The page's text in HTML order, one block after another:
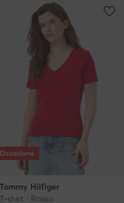
Occasione
Tommy Hilfiger
T-shirt · Rosso